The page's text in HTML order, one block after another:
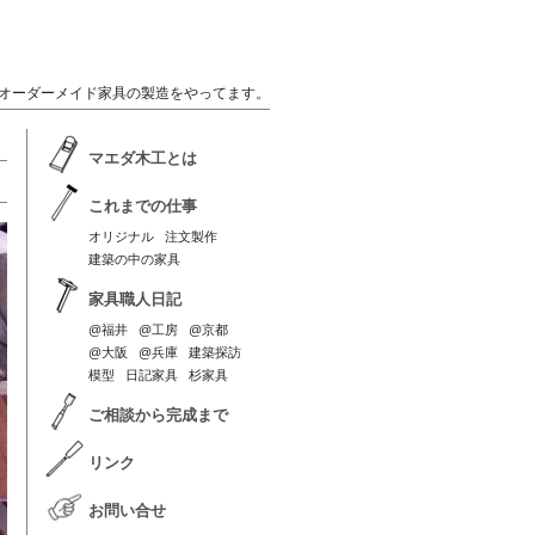
ーダーメイド家具の製造をやってます。
マエダ木工とは
これまでの仕事
オリジナル
注文製作
建築の中の家具
家具職人日記
@福井 @工房
@京都
@大阪
@兵庫
建築探訪
模型
日記家具 杉家具
ご相談から完成まで
リンク
お問い合せ